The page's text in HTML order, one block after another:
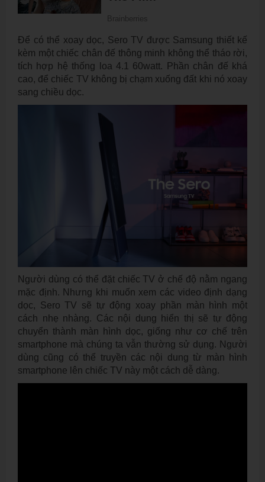
Để có thể xoay dọc, Sero TV được Samsung thiết kế
kèm một chiếc chân đế thông minh không thể tháo rời,
tích hợp hệ thống loa 4.1 60watt. Phần chân đế khá
cao, để chiếc TV không bị chạm xuống đất khi nó xoay
sang chiều dọc.
Người dùng có thể đặt chiếc TV ở chế độ nằm ngang
mặc định. Nhưng khi muốn xem các video định dạng
dọc, Sero TV sẽ tự động xoay phần màn hình một
cách nhẹ nhàng. Các nội dung hiển thị sẽ tự động
chuyển thành màn hình dọc, giống như cơ chế trên
smartphone mà chúng ta vẫn thường sử dụng. Người
dùng cũng có thể truyền các nội dung từ màn hình
smartphone lên chiếc TV này một cách dễ dàng.